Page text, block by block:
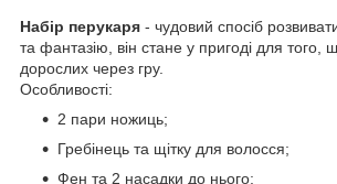
Набір перукаря - чудовий спосіб
та фантазію, він стане у пригоді для того,
дорослих через гру.
Особливості:
2 пари ножиць;
Гребінець та щітку для волосся;
Фен та 2 насадки до нього;